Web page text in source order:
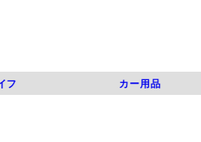
フ カー用品